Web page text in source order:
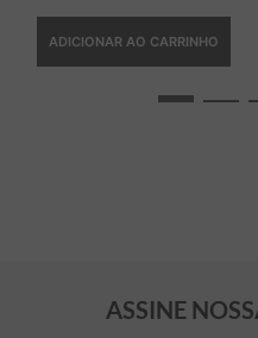
ADICIONAR AO CARRINHO
ASSINE